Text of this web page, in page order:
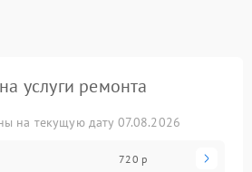
услуги ремонта
на текущую дату 07.08.2026
720 р